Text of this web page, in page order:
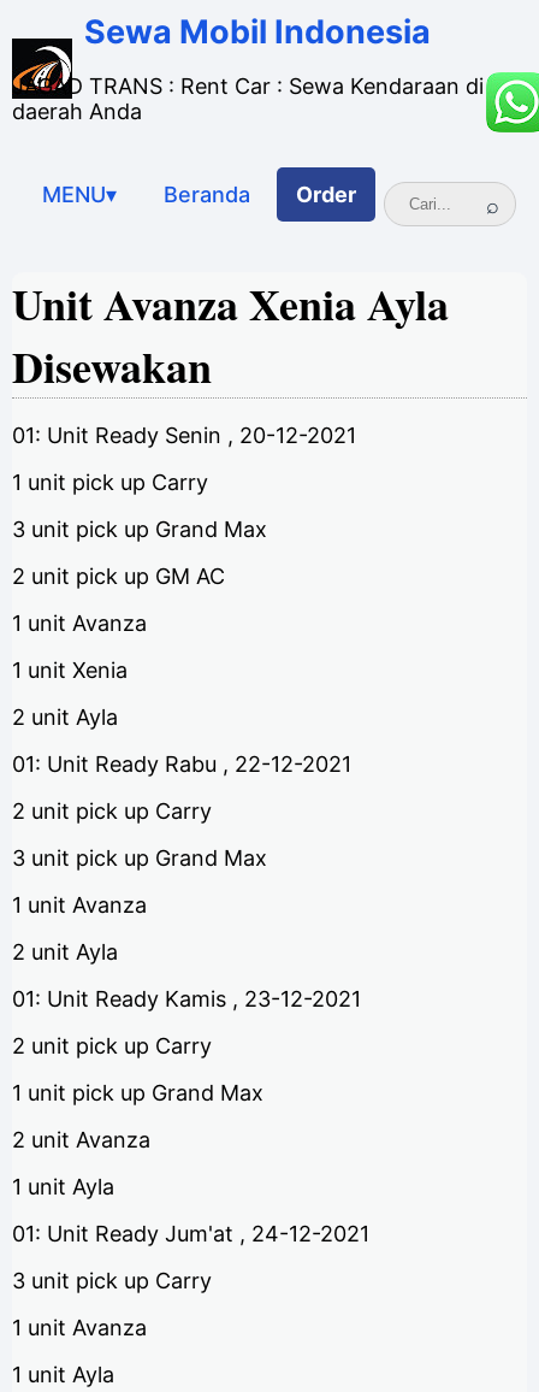
Sewa Mobil Indonesia
JAGAD TRANS : Rent Car : Sewa Kendaraan di
daerah Anda
MENU▾ Beranda Order
Unit Avanza Xenia Ayla
Disewakan
01: Unit Ready Senin , 20-12-2021
1 unit pick up Carry
3 unit pick up Grand Max
2 unit pick up GM AC
1 unit Avanza
1 unit Xenia
2 unit Ayla
01: Unit Ready Rabu , 22-12-2021
2 unit pick up Carry
3 unit pick up Grand Max
1 unit Avanza
2 unit Ayla
01: Unit Ready Kamis , 23-12-2021
2 unit pick up Carry
1 unit pick up Grand Max
2 unit Avanza
1 unit Ayla
01: Unit Ready Jum'at , 24-12-2021
3 unit pick up Carry
1 unit Avanza
1 unit Ayla